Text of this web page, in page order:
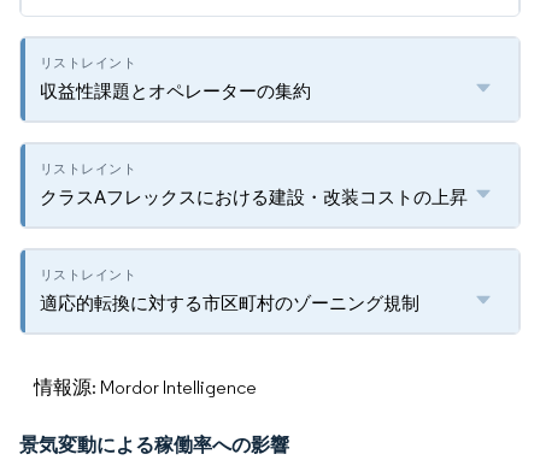
収益性課題とオペレーターの集約
クラスAフレックスにおける建設・改装コストの上昇
適応的転換に対する市区町村のゾーニング規制
情報源: Mordor Intelligence
景気変動による稼働率への影響